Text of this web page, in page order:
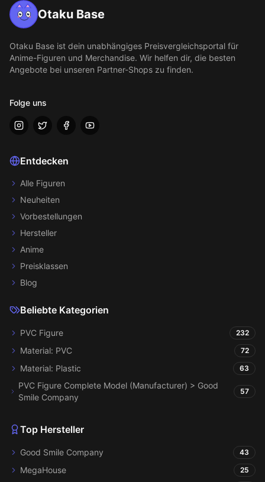
Otaku Base
Otaku Base ist dein unabhängiges Preisvergleichsportal für
Anime-Figuren und Merchandise. Wir helfen dir, die besten
Angebote bei unseren Partner-Shops zu finden.
Folge uns
Entdecken
Alle Figuren
Neuheiten
Vorbestellungen
Hersteller
Anime
Preisklassen
Blog
Beliebte Kategorien
PVC Figure 232
Material: PVC 72
Material: Plastic 63
PVC Figure Complete Model (Manufacturer) > Good
Smile Company
57
Top Hersteller
Good Smile Company 43
MegaHouse 25